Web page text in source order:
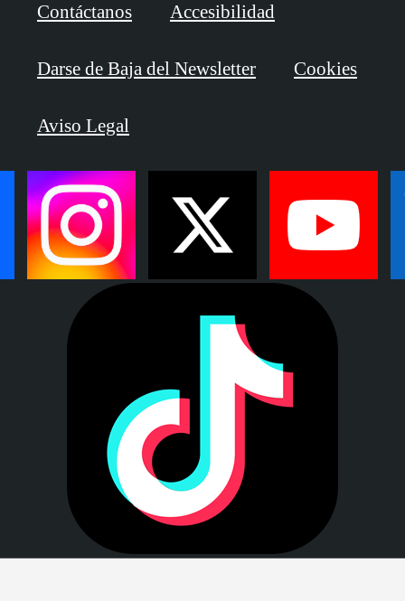
Contáctanos Accesibilidad
Darse de Baja del Newsletter Cookies
Aviso Legal